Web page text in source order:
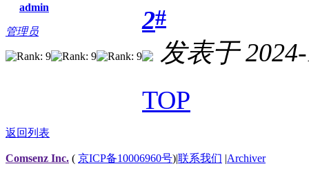
admin
管理员 2#
发表于
TOP
返回列表
Comsenz Inc. ( 京ICP备10006960号)|联系我们 |Archiver